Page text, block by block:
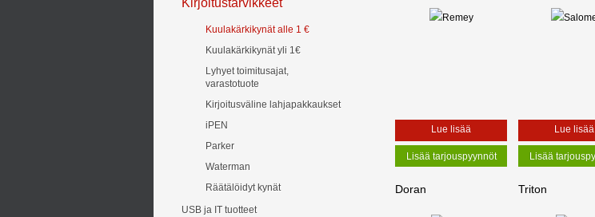
Kirjoitustarvikkeet
Kuulakärkikynät alle 1 €
Kuulakärkikynät yli 1€
Lyhyet toimitusajat,
varastotuote
Kirjoitusväline lahjapakkaukset
iPEN
Parker
Waterman
Räätälöidyt kynät
USB ja IT tuotteet
Lue lisää Lue lisää
Doran Triton